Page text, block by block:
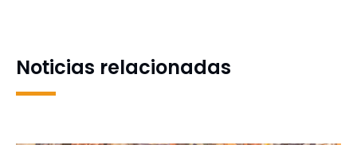
Noticias relacionadas